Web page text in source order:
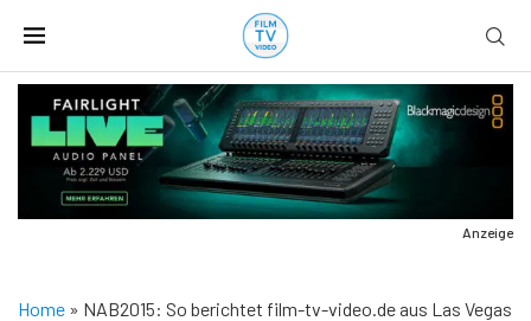
Anzeige
Home » NAB2015: So berichtet film-tv-video.de aus Las Vegas